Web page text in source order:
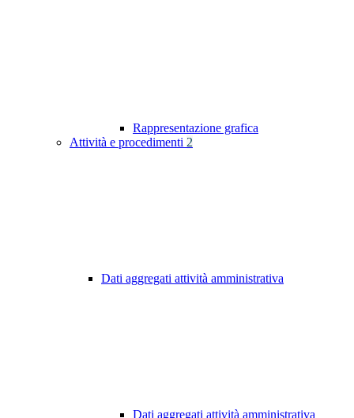
Rappresentazione grafica
Attività e procedimenti 2
Dati aggregati attività amministrativa
Dati aggregati attività amministrativa